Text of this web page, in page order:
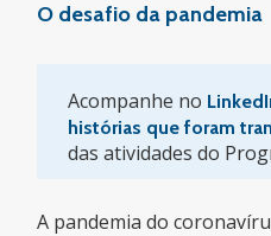
O desafio da pandemia
Acompanhe no
histórias que foram
das atividades do
A pandemia do